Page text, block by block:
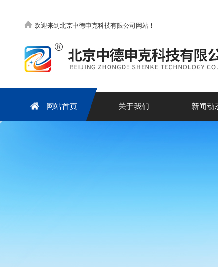
欢迎来到北京中德申克科技有限公司网站！
网站首页 关于我们 新闻动